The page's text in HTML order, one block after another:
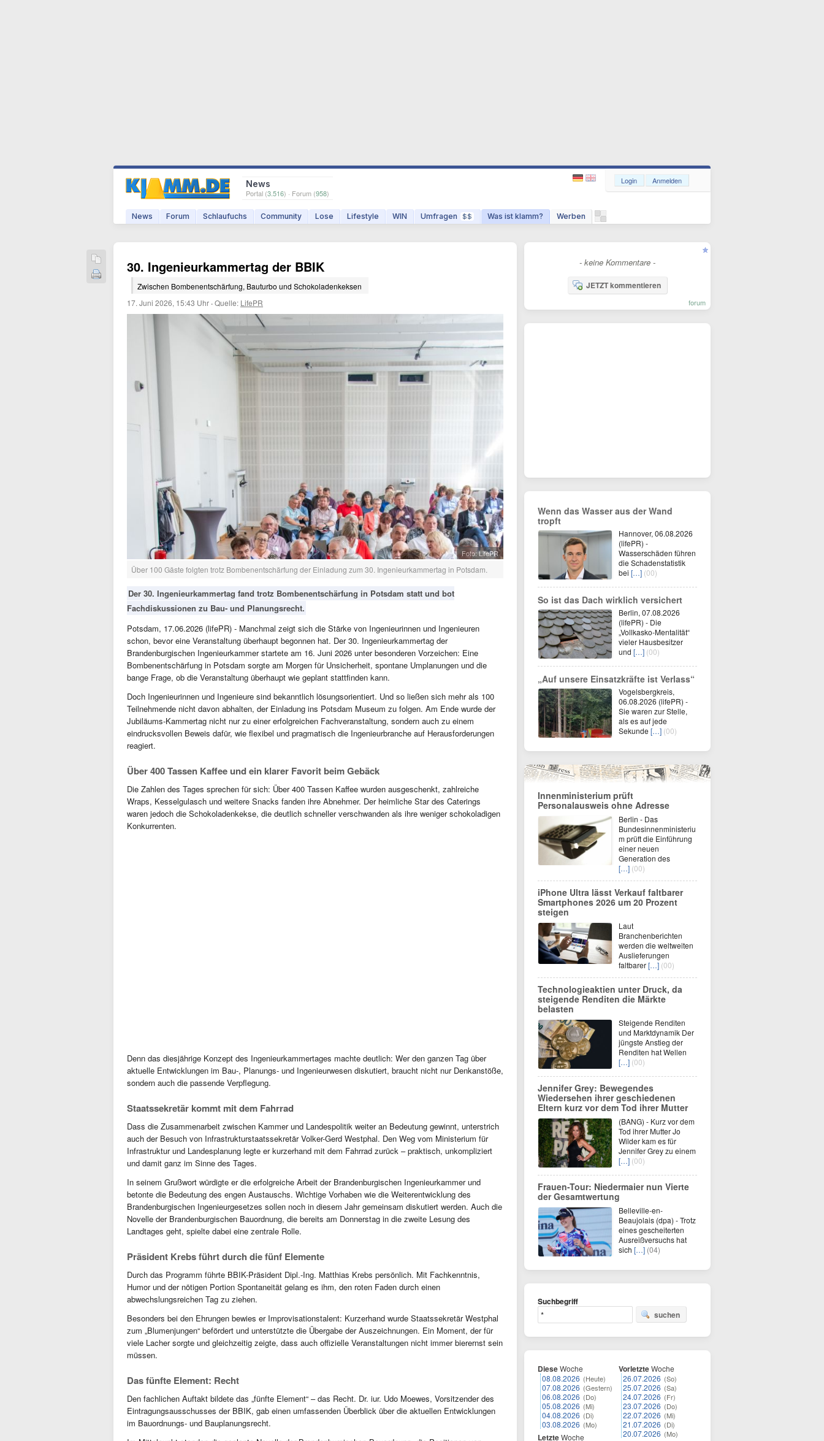
News
Portal (3.516) · Forum (958)
News Forum Schlaufuchs Community Lose Lifestyle WIN Umfragen $$ Was ist klamm? Werben
Login Anmelden
30. Ingenieurkammertag der BBIK
Zwischen Bombenentschärfung, Bauturbo und Schokoladenkeksen
17. Juni 2026, 15:43 Uhr ·Quelle: LifePR
Foto: LifePR
Über 100 Gäste folgten trotz Bombenentschärfung der Einladung zum 30. Ingenieurkammertag in Potsdam.
Der 30. Ingenieurkammertag fand trotz Bombenentschärfung in Potsdam statt und bot
Fachdiskussionen zu Bau- und Planungsrecht.
Potsdam, 17.06.2026 (lifePR) - Manchmal zeigt sich die Stärke von Ingenieurinnen und Ingenieuren
schon, bevor eine Veranstaltung überhaupt begonnen hat. Der 30. Ingenieurkammertag der
Brandenburgischen Ingenieurkammer startete am 16. Juni 2026 unter besonderen Vorzeichen: Eine
Bombenentschärfung in Potsdam sorgte am Morgen für Unsicherheit, spontane Umplanungen und die
bange Frage, ob die Veranstaltung überhaupt wie geplant stattfinden kann.
Doch Ingenieurinnen und Ingenieure sind bekanntlich lösungsorientiert. Und so ließen sich mehr als 100
Teilnehmende nicht davon abhalten, der Einladung ins Potsdam Museum zu folgen. Am Ende wurde der
Jubiläums-Kammertag nicht nur zu einer erfolgreichen Fachveranstaltung, sondern auch zu einem
eindrucksvollen Beweis dafür, wie flexibel und pragmatisch die Ingenieurbranche auf Herausforderungen
reagiert.
Über 400 Tassen Kaffee und ein klarer Favorit beim Gebäck
Die Zahlen des Tages sprechen für sich: Über 400 Tassen Kaffee wurden ausgeschenkt, zahlreiche
Wraps, Kesselgulasch und weitere Snacks fanden ihre Abnehmer. Der heimliche Star des Caterings
waren jedoch die Schokoladenkekse, die deutlich schneller verschwanden als ihre weniger schokoladigen
Konkurrenten.
Denn das diesjährige Konzept des Ingenieurkammertages machte deutlich: Wer den ganzen Tag über
aktuelle Entwicklungen im Bau-, Planungs- und Ingenieurwesen diskutiert, braucht nicht nur Denkanstöße,
sondern auch die passende Verpflegung.
Staatssekretär kommt mit dem Fahrrad
Dass die Zusammenarbeit zwischen Kammer und Landespolitik weiter an Bedeutung gewinnt, unterstrich
auch der Besuch von Infrastrukturstaatssekretär Volker-Gerd Westphal. Den Weg vom Ministerium für
Infrastruktur und Landesplanung legte er kurzerhand mit dem Fahrrad zurück – praktisch, unkompliziert
und damit ganz im Sinne des Tages.
In seinem Grußwort würdigte er die erfolgreiche Arbeit der Brandenburgischen Ingenieurkammer und
betonte die Bedeutung des engen Austauschs. Wichtige Vorhaben wie die Weiterentwicklung des
Brandenburgischen Ingenieurgesetzes sollen noch in diesem Jahr gemeinsam diskutiert werden. Auch die
Novelle der Brandenburgischen Bauordnung, die bereits am Donnerstag in die zweite Lesung des
Landtages geht, spielte dabei eine zentrale Rolle.
Präsident Krebs führt durch die fünf Elemente
Durch das Programm führte BBIK-Präsident Dipl.-Ing. Matthias Krebs persönlich. Mit Fachkenntnis,
Humor und der nötigen Portion Spontaneität gelang es ihm, den roten Faden durch einen
abwechslungsreichen Tag zu ziehen.
Besonders bei den Ehrungen bewies er Improvisationstalent: Kurzerhand wurde Staatssekretär Westphal
zum „Blumenjungen“ befördert und unterstützte die Übergabe der Auszeichnungen. Ein Moment, der für
viele Lacher sorgte und gleichzeitig zeigte, dass auch offizielle Veranstaltungen nicht immer bierernst sein
müssen.
Das fünfte Element: Recht
Den fachlichen Auftakt bildete das „fünfte Element“ – das Recht. Dr. iur. Udo Moewes, Vorsitzender des
Eintragungsausschusses der BBIK, gab einen umfassenden Überblick über die aktuellen Entwicklungen
im Bauordnungs- und Bauplanungsrecht.
- keine Kommentare -
JETZT kommentieren
forum
Wenn das Wasser aus der Wand
tropft
Hannover, 06.08.2026
(lifePR) -
Wasserschäden führen
die Schadenstatistik
bei […] (00)
So ist das Dach wirklich versichert
Berlin, 07.08.2026
(lifePR) - Die
„Vollkasko-Mentalität“
vieler Hausbesitzer
und […] (00)
„Auf unsere Einsatzkräfte ist Verlass“
Vogelsbergkreis,
06.08.2026 (lifePR) -
Sie waren zur Stelle,
als es auf jede
Sekunde […] (00)
Innenministerium prüft
Personalausweis ohne Adresse
Berlin - Das
Bundesinnenministeriu
m prüft die Einführung
einer neuen
Generation des
[…] (00)
iPhone Ultra lässt Verkauf faltbarer
Smartphones 2026 um 20 Prozent
steigen
Laut
Branchenberichten
werden die weltweiten
Auslieferungen
faltbarer[…] (00)
Technologieaktien unter Druck, da
steigende Renditen die Märkte
belasten
Steigende Renditen
und Marktdynamik Der
jüngste Anstieg der
Renditen hat Wellen
[…] (00)
Jennifer Grey: Bewegendes
Wiedersehen ihrer geschiedenen
Eltern kurz vor dem Tod ihrer Mutter
(BANG) - Kurz vor dem
Tod ihrer Mutter Jo
Wilder kam es für
Jennifer Grey zu einem
[…] (00)
Frauen-Tour: Niedermaier nun Vierte
der Gesamtwertung
Belleville-en-
Beaujolais (dpa) - Trotz
eines gescheiterten
Ausreißversuchs hat
sich […] (04)
Suchbegriff
suchen
DieseWoche
08.08.2026 (Heute)
07.08.2026 (Gestern)
06.08.2026 (Do)
05.08.2026 (Mi)
04.08.2026 (Di)
03.08.2026 (Mo)
LetzteWoche
VorletzteWoche
26.07.2026 (So)
25.07.2026 (Sa)
24.07.2026 (Fr)
23.07.2026 (Do)
22.07.2026 (Mi)
21.07.2026 (Di)
20.07.2026 (Mo)